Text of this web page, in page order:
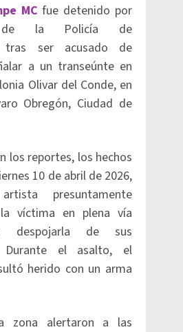
MC fue detenido por
de la Policía de
tras ser acusado de
a un transeúnte en
Olivar del Conde, en
Obregón, Ciudad de
los reportes, los hechos
10 de abril de 2026,
presuntamente
víctima en plena vía
despojarla de sus
Durante el asalto, el
herido con un arma
zona alertaron a las